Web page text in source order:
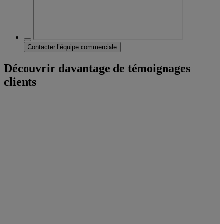
Contacter l’équipe commerciale
Découvrir davantage de témoignages
clients